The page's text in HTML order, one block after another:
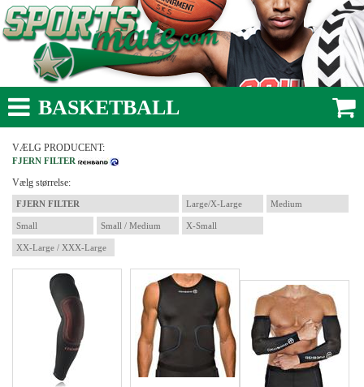
BASKETBALL
VÆLG PRODUCENT:
FJERN FILTER
Vælg størrelse:
FJERN FILTER Large/X-Large Medium
Small Small / Medium X-Small
XX-Large / XXX-Large